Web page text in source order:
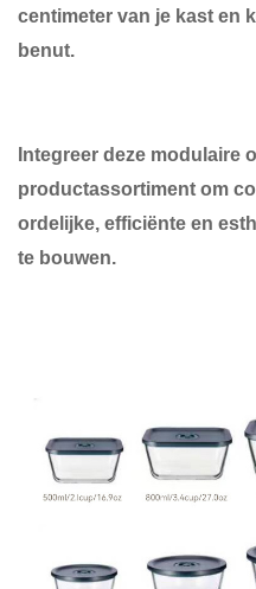
centimeter van je kast en
benut.
Integreer deze modulaire
productassortiment om
ordelijke, efficiënte en
te bouwen.